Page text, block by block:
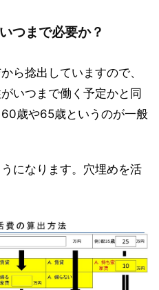
つまで必要か？
ら捻出していますので、
いつまで働く予定かと同
歳や65歳というのが一般
になります。穴埋めを活